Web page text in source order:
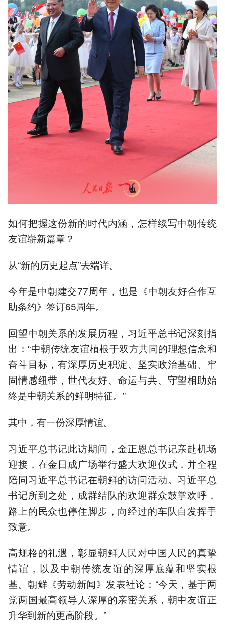
如何把握这份新的时代内涵，怎样续写中朝传统
友谊崭新篇章？
从“新的历史起点”去端详。
今年是中朝建交77周年，也是《中朝友好合作互
助条约》签订65周年。
回望中朝关系的发展历程，习近平总书记深刻指
出：“中朝传统友谊植根于双方共同的理想信念和
奋斗目标，有深厚历史积淀、坚实政治基础、牢
固情感纽带，世代友好、命运与共、守望相助始
终是中朝关系的鲜明特征。”
其中，有一份深厚情谊。
习近平总书记此访期间，金正恩总书记亲赴机场
迎接，在金日成广场举行盛大欢迎仪式，并全程
陪同习近平总书记在朝鲜的访问活动。习近平总
书记所到之处，成群结队的欢迎群众鼓掌欢呼，
路上的民众也停住脚步，向经过的车队自发挥手
致意。
高规格的礼遇，彰显朝鲜人民对中国人民的真挚
情谊，以及中朝传统友谊的深厚底蕴和坚实根
基。朝鲜《劳动新闻》发表社论：“今天，基于两
党两国最高领导人深厚的亲密关系，朝中友谊正
升华到新的更高阶段。”